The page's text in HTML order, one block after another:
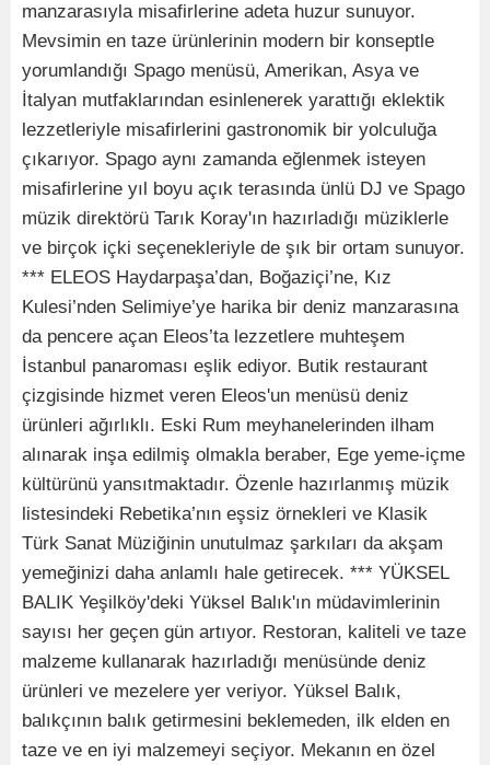
manzarasıyla misafirlerine adeta huzur sunuyor.
Mevsimin en taze ürünlerinin modern bir konseptle
yorumlandığı Spago menüsü, Amerikan, Asya ve
İtalyan mutfaklarından esinlenerek yarattığı eklektik
lezzetleriyle misafirlerini gastronomik bir yolculuğa
çıkarıyor. Spago aynı zamanda eğlenmek isteyen
misafirlerine yıl boyu açık terasında ünlü DJ ve Spago
müzik direktörü Tarık Koray'ın hazırladığı müziklerle
ve birçok içki seçenekleriyle de şık bir ortam sunuyor.
*** ELEOS Haydarpaşa’dan, Boğaziçi’ne, Kız
Kulesi’nden Selimiye’ye harika bir deniz manzarasına
da pencere açan Eleos’ta lezzetlere muhteşem
İstanbul panaroması eşlik ediyor. Butik restaurant
çizgisinde hizmet veren Eleos'un menüsü deniz
ürünleri ağırlıklı. Eski Rum meyhanelerinden ilham
alınarak inşa edilmiş olmakla beraber, Ege yeme-içme
kültürünü yansıtmaktadır. Özenle hazırlanmış müzik
listesindeki Rebetika’nın eşsiz örnekleri ve Klasik
Türk Sanat Müziğinin unutulmaz şarkıları da akşam
yemeğinizi daha anlamlı hale getirecek. *** YÜKSEL
BALIK Yeşilköy'deki Yüksel Balık'ın müdavimlerinin
sayısı her geçen gün artıyor. Restoran, kaliteli ve taze
malzeme kullanarak hazırladığı menüsünde deniz
ürünleri ve mezelere yer veriyor. Yüksel Balık,
balıkçının balık getirmesini beklemeden, ilk elden en
taze ve en iyi malzemeyi seçiyor. Mekanın en özel